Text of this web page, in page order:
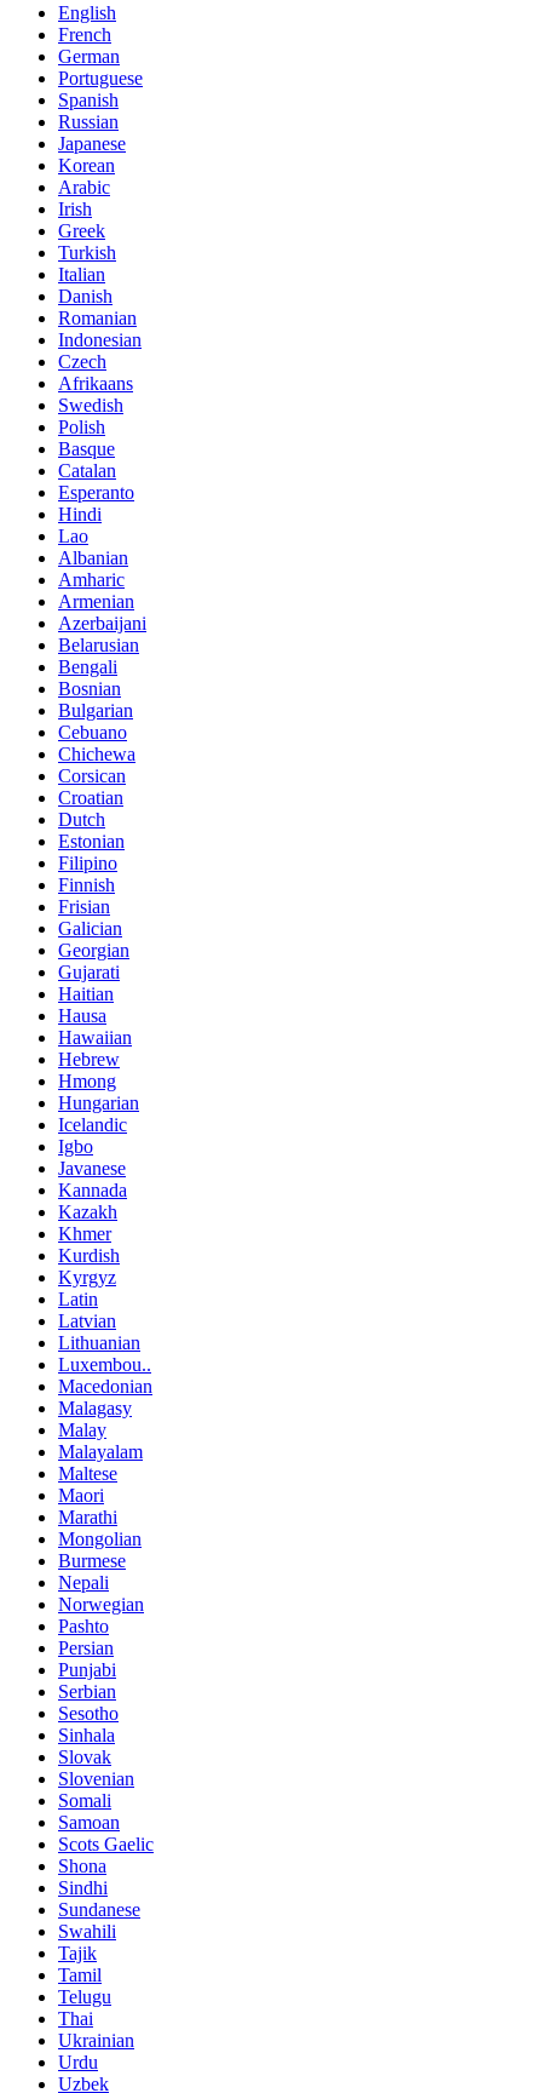
English
French
German
Portuguese
Spanish
Russian
Japanese
Korean
Arabic
Irish
Greek
Turkish
Italian
Danish
Romanian
Indonesian
Czech
Afrikaans
Swedish
Polish
Basque
Catalan
Esperanto
Hindi
Lao
Albanian
Amharic
Armenian
Azerbaijani
Belarusian
Bengali
Bosnian
Bulgarian
Cebuano
Chichewa
Corsican
Croatian
Dutch
Estonian
Filipino
Finnish
Frisian
Galician
Georgian
Gujarati
Haitian
Hausa
Hawaiian
Hebrew
Hmong
Hungarian
Icelandic
Igbo
Javanese
Kannada
Kazakh
Khmer
Kurdish
Kyrgyz
Latin
Latvian
Lithuanian
Luxembou..
Macedonian
Malagasy
Malay
Malayalam
Maltese
Maori
Marathi
Mongolian
Burmese
Nepali
Norwegian
Pashto
Persian
Punjabi
Serbian
Sesotho
Sinhala
Slovak
Slovenian
Somali
Samoan
Scots Gaelic
Shona
Sindhi
Sundanese
Swahili
Tajik
Tamil
Telugu
Thai
Ukrainian
Urdu
Uzbek